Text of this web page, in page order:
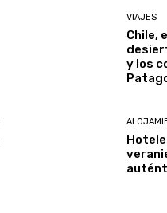
VIAJES
Chile,
y los